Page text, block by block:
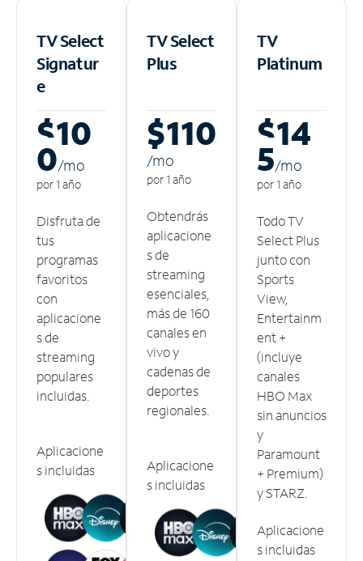
TV Select
Signatur
e
$10
0/mo
por 1 año
Disfruta de
tus
programas
favoritos
con
aplicacione
s de
streaming
populares
incluidas.
Aplicacione
s incluidas
TV Select
Plus
$110
/mo
por 1 año
Obtendrás
aplicacione
s de
streaming
esenciales,
más de 160
canales en
vivo y
cadenas de
deportes
regionales.
Aplicacione
s incluidas
TV
Platinum
$14
5/mo
por 1 año
Todo TV
Select Plus
junto con
Sports
View,
Entertainm
ent +
(incluye
canales
HBO Max
sin anuncios
y
Paramount
+ Premium)
y STARZ.
Aplicacione
s incluidas